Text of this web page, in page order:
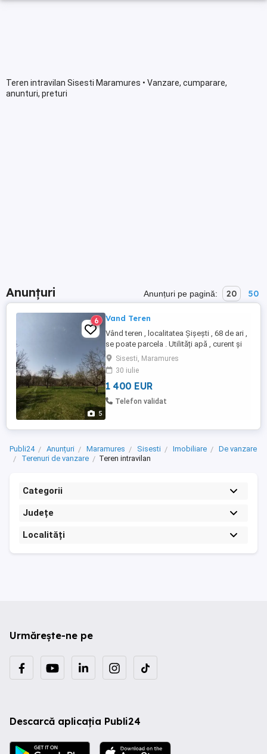
Teren intravilan Sisesti Maramures • Vanzare, cumparare,
anunturi, preturi
Anunțuri Anunțuri pe pagină: 20 50
5
6 Vand Teren
Vând teren , localitatea Șișești , 68 de ari ,
se poate parcela . Utilități apă , curent și
asfalt la poartă .
Sisesti, Maramures
30 iulie
1 400 EUR
Telefon validat
Publi24 Anunțuri Maramures Sisesti Imobiliare
De vanzare
Terenuri de vanzare
Teren intravilan
Categorii
Județe
Localități
Urmărește-ne pe
Descarcă aplicația Publi24